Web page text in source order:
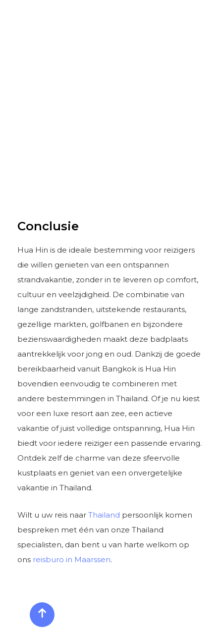
Conclusie
Hua Hin is de ideale bestemming voor reizigers
die willen genieten van een ontspannen
strandvakantie, zonder in te leveren op comfort,
cultuur en veelzijdigheid. De combinatie van
lange zandstranden, uitstekende restaurants,
gezellige markten, golfbanen en bijzondere
bezienswaardigheden maakt deze badplaats
aantrekkelijk voor jong en oud. Dankzij de goede
bereikbaarheid vanuit Bangkok is Hua Hin
bovendien eenvoudig te combineren met
andere bestemmingen in Thailand. Of je nu kiest
voor een luxe resort aan zee, een actieve
vakantie of juist volledige ontspanning, Hua Hin
biedt voor iedere reiziger een passende ervaring.
Ontdek zelf de charme van deze sfeervolle
kustplaats en geniet van een onvergetelijke
vakantie in Thailand.
Wilt u uw reis naar Thailand persoonlijk komen
bespreken met één van onze Thailand
specialisten, dan bent u van harte welkom op
ons reisburo in Maarssen.